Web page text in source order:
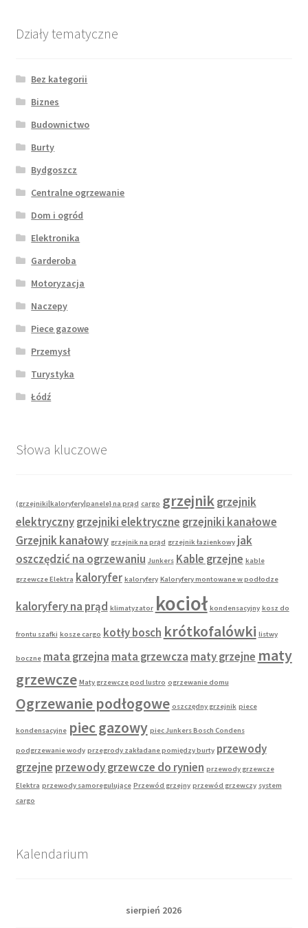
Działy tematyczne
Bez kategorii
Biznes
Budownictwo
Burty
Bydgoszcz
Centralne ogrzewanie
Dom i ogród
Elektronika
Garderoba
Motoryzacja
Naczepy
Piece gazowe
Przemysł
Turystyka
Łódź
Słowa kluczowe
(grzejniki|kaloryfery|panele} na prąd cargo grzejnik grzejnik
elektryczny grzejniki elektryczne grzejniki kanałowe
Grzejnik kanałowy grzejnik na prąd grzejnik łazienkowy jak
oszczędzić na ogrzewaniu Junkers Kable grzejne kable
grzewcze Elektra kaloryfer kaloryfery Kaloryfery montowane w podłodze
kaloryfery na prąd klimatyzator kocioł kondensacyjny kosz do
frontu szafki kosze cargo kotły bosch krótkofalówki listwy
boczne mata grzejna mata grzewcza maty grzejne maty
grzewcze Maty grzewcze pod lustro ogrzewanie domu
Ogrzewanie podłogowe oszczędny grzejnik piece
kondensacyjne piec gazowy piec Junkers Bosch Condens
podgrzewanie wody przegrody zakładane pomiędzy burty przewody
grzejne przewody grzewcze do rynien przewody grzewcze
Elektra przewody samoregulujące Przewód grzejny przewód grzewczy system
cargo
Kalendarium
sierpień 2026